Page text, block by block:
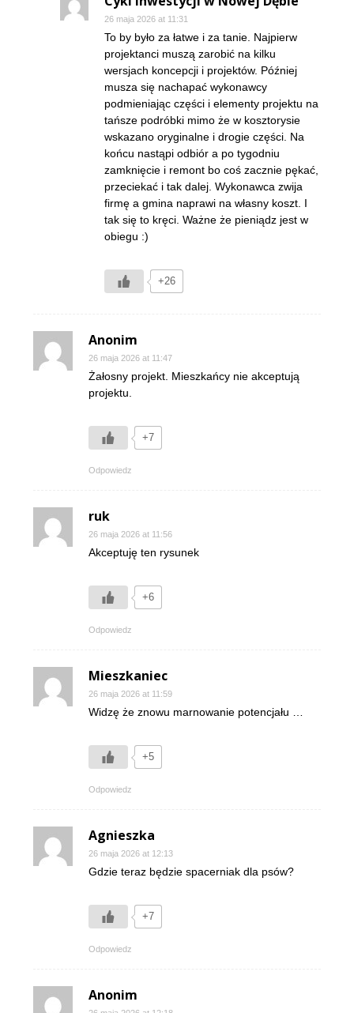
26 maja 2026 at 11:31
To by było za łatwe i za tanie. Najpierw
projektanci muszą zarobić na kilku
wersjach koncepcji i projektów. Później
musza się nachapać wykonawcy
podmieniając części i elementy projektu na
tańsze podróbki mimo że w kosztorysie
wskazano oryginalne i drogie części. Na
końcu nastąpi odbiór a po tygodniu
zamknięcie i remont bo coś zacznie pękać,
przeciekać i tak dalej. Wykonawca zwija
firmę a gmina naprawi na własny koszt. I
tak się to kręci. Ważne że pieniądz jest w
obiegu :)
+26
Anonim
26 maja 2026 at 11:47
Żałosny projekt. Mieszkańcy nie akceptują
projektu.
+7
Odpowiedz
ruk
26 maja 2026 at 11:56
Akceptuję ten rysunek
+6
Odpowiedz
Mieszkaniec
26 maja 2026 at 11:59
Widzę że znowu marnowanie potencjału …
+5
Odpowiedz
Agnieszka
26 maja 2026 at 12:13
Gdzie teraz będzie spacerniak dla psów?
+7
Odpowiedz
Anonim